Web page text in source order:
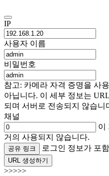
IP
사용자 이름
비밀번호
참고: 카메라 자격 증명을 사
아닙니다. 이 세부 정보는
되며 서버로 전송되지 않습니
채널
이
거의 사용되지 않습니다.
공유 링크 로그인 정보가 포
URL 생성하기
>>>>>